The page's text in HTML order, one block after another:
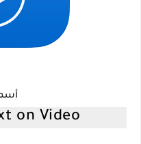
on Video